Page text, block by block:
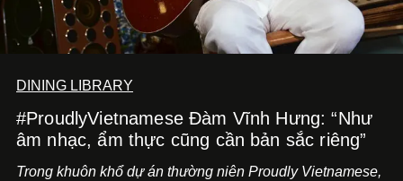
DINING LIBRARY
#ProudlyVietnamese Đàm Vĩnh Hưng: “Như
âm nhạc, ẩm thực cũng cần bản sắc riêng”
Trong khuôn khổ dự án thường niên Proudly Vietnamese,